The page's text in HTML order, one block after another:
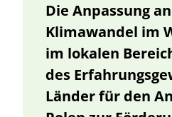
Die Anpassung
Klimawandel im
im lokalen
des
Länder für den